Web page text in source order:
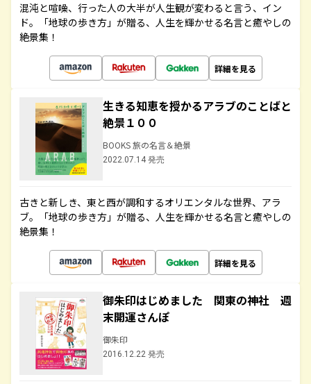
混沌と喧噪、行った人の大半が人生観が変わると言う、イン
ド。「地球の歩き方」が贈る、人生を輝かせる名言と癒やしの
絶景集！
詳細を見る
生きる知恵を授かるアラブのことばと
絶景１００
BOOKS 旅の名言＆絶景
2022.07.14 発売
古きと新しき、東と西が調和するオリエンタルな世界、アラ
ブ。「地球の歩き方」が贈る、人生を輝かせる名言と癒やしの
絶景集！
詳細を見る
御朱印はじめました 関東の神社 週
末開運さんぽ
御朱印
2016.12.22 発売